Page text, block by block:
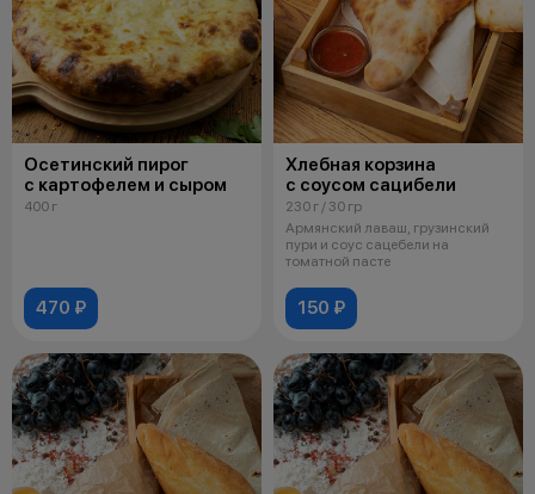
Осетинский пирог
с картофелем и сыром
400 г
470 ₽
Хлебная корзина
с соусом сацибели
230 г / 30 гр
Армянский лаваш, грузинский
пури и соус сацебели на
томатной пасте
150 ₽